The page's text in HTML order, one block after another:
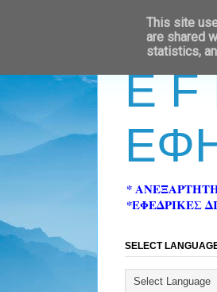
E F
*
*ΕΦΕΔΡΙΚΕΣ
SELECT
This site
are shared
statistics,